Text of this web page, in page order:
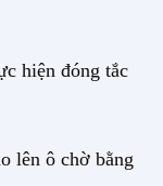
hiện đóng tắc
lên ô chờ bằng